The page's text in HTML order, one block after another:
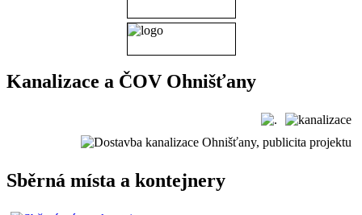
Kanalizace a ČOV Ohnišťany
Sběrná místa a kontejnery